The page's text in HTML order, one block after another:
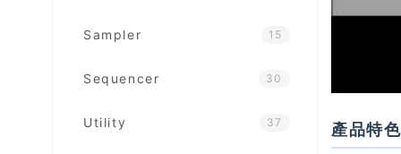
Sampler 15
Sequencer 30
Utility 37 產品特色